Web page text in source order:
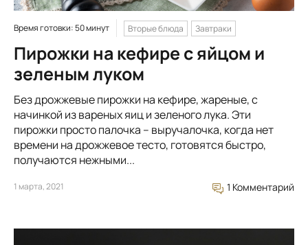
Время готовки: 50 минут Вторые блюда Завтраки
Пирожки на кефире с яйцом и
зеленым луком
Без дрожжевые пирожки на кефире, жареные, с
начинкой из вареных яиц и зеленого лука. Эти
пирожки просто палочка – выручалочка, когда нет
времени на дрожжевое тесто, готовятся быстро,
получаются нежными...
1 марта, 2021 1 Комментарий